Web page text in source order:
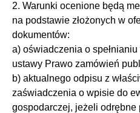
2. Warunki ocenione będą
na podstawie złożonych w
dokumentów:
a) oświadczenia o
ustawy Prawo zamówień
b) aktualnego odpisu z
zaświadczenia o wpisie do
gospodarczej, jeżeli